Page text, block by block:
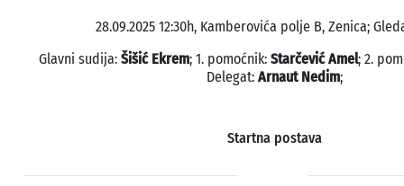
28.09.2025 12:30h, Kamberovića polje B, Zenica;
Glavni sudija: Šišić Ekrem; 1. pomoćnik: Starčević Amel; 2.
Delegat: Arnaut Nedim;
Startna postava